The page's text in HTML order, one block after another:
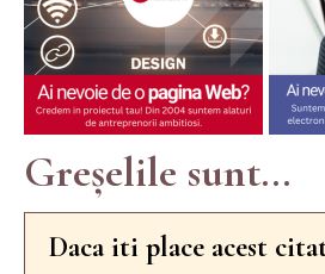
Greșelile sunt...
Daca iti place acest